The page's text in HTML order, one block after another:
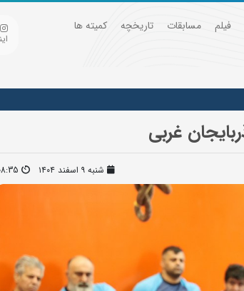
فیلم مسابقات تاریخچه
کمیته ها
شنبه ۹ اسفند ۱۴۰۴